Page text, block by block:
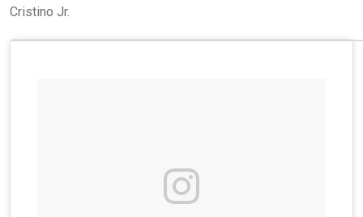
Cristino Jr.